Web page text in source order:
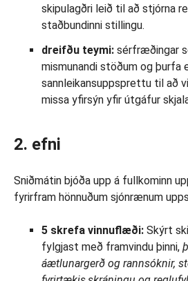
skipulagðri leið til að stjórna
staðbundinni stillingu.
dreifðu teymi: sérfræðingar
mismunandi stöðum og þurfa
sannleikansuppsprettu til að
missa yfirsýn yfir útgáfur
2. efni
Sniðmátin bjóða upp á fullkominn
fyrirfram hönnuðum sjónrænum
5 skrefa vinnuflæði: Skýrt
fylgjast með framvindu þinni,
áætlunargerð og rannsóknir,